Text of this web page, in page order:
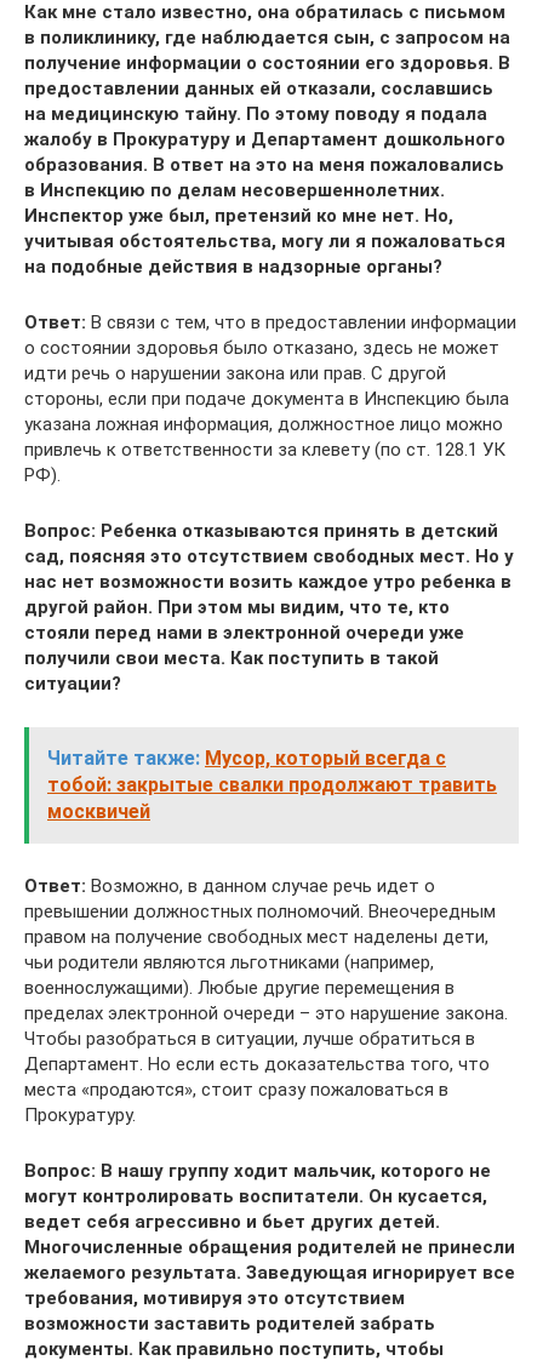
Как мне стало известно, она обратилась с письмом
в поликлинику, где наблюдается сын, с запросом на
получение информации о состоянии его здоровья. В
предоставлении данных ей отказали, сославшись
на медицинскую тайну. По этому поводу я подала
жалобу в Прокуратуру и Департамент дошкольного
образования. В ответ на это на меня пожаловались
в Инспекцию по делам несовершеннолетних.
Инспектор уже был, претензий ко мне нет. Но,
учитывая обстоятельства, могу ли я пожаловаться
на подобные действия в надзорные органы?
Ответ: В связи с тем, что в предоставлении информации
о состоянии здоровья было отказано, здесь не может
идти речь о нарушении закона или прав. С другой
стороны, если при подаче документа в Инспекцию была
указана ложная информация, должностное лицо можно
привлечь к ответственности за клевету (по ст. 128.1 УК
РФ).
Вопрос: Ребенка отказываются принять в детский
сад, поясняя это отсутствием свободных мест. Но у
нас нет возможности возить каждое утро ребенка в
другой район. При этом мы видим, что те, кто
стояли перед нами в электронной очереди уже
получили свои места. Как поступить в такой
ситуации?
Читайте также: Мусор, который всегда с
тобой: закрытые свалки продолжают травить
москвичей
Ответ: Возможно, в данном случае речь идет о
превышении должностных полномочий. Внеочередным
правом на получение свободных мест наделены дети,
чьи родители являются льготниками (например,
военнослужащими). Любые другие перемещения в
пределах электронной очереди – это нарушение закона.
Чтобы разобраться в ситуации, лучше обратиться в
Департамент. Но если есть доказательства того, что
места «продаются», стоит сразу пожаловаться в
Прокуратуру.
Вопрос: В нашу группу ходит мальчик, которого не
могут контролировать воспитатели. Он кусается,
ведет себя агрессивно и бьет других детей.
Многочисленные обращения родителей не принесли
желаемого результата. Заведующая игнорирует все
требования, мотивируя это отсутствием
возможности заставить родителей забрать
документы. Как правильно поступить, чтобы